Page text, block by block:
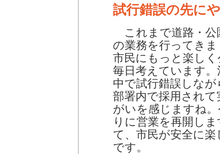
試行錯誤の先に
これまで道路・公
の業務を行ってき
市民にもっと楽し
毎日考えています
中で試行錯誤しな
部署内で採用され
がいを感じますね
りに営業を再開し
て、市民が安全に
です。